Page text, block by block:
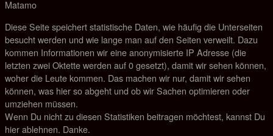
Matamo
Diese Seite speichert statistische Daten, wie häufig die Unterseiten
besucht werden und wie lange man auf den Seiten verweilt. Dazu
kommen Informationen wir eine anonymisierte IP Adresse (die
letzten zwei Oktette werden auf 0 gesetzt), damit wir sehen können,
woher die Leute kommen. Das machen wir nur, damit wir sehen
können, was hier so abgeht und ob wir Sachen optimieren oder
umziehen müssen.
Wenn Du nicht zu diesen Statistiken beitragen möchtest, kannst Du
hier ablehnen. Danke.